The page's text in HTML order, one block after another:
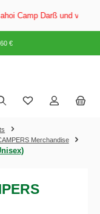
Darß und vom 3.
€
Merchandise